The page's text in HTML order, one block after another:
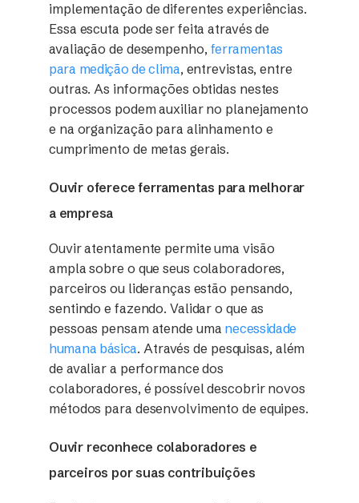
implementação de diferentes experiências.
Essa escuta pode ser feita através de
avaliação de desempenho, ferramentas
para medição de clima, entrevistas, entre
outras. As informações obtidas nestes
processos podem auxiliar no planejamento
e na organização para alinhamento e
cumprimento de metas gerais.
Ouvir oferece ferramentas para melhorar
a empresa
Ouvir atentamente permite uma visão
ampla sobre o que seus colaboradores,
parceiros ou lideranças estão pensando,
sentindo e fazendo. Validar o que as
pessoas pensam atende uma necessidade
humana básica. Através de pesquisas, além
de avaliar a performance dos
colaboradores, é possível descobrir novos
métodos para desenvolvimento de equipes.
Ouvir reconhece colaboradores e
parceiros por suas contribuições